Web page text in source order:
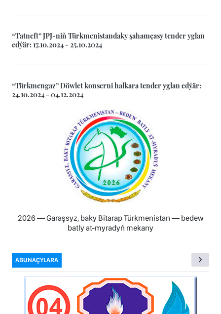
“Tatneft” JPJ-niň Türkmenistandaky şahamçasy tender yglan
edýär: 17.10.2024 - 25.10.2024
“Türkmengaz” Döwlet konserni halkara tender yglan edýär:
24.10.2024 - 04.12.2024
2026 — Garaşsyz, baky Bitarap Türkmenistan — bedew
batly at-myradyň mekany
ABUNAÇYLARA